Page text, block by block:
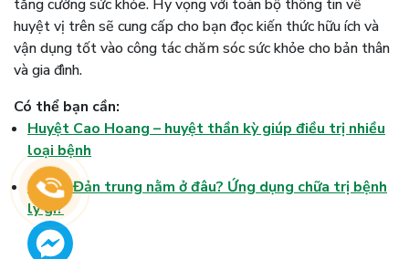
tăng cường sức khỏe. Hy vọng với toàn bộ thông tin về
huyệt vị trên sẽ cung cấp cho bạn đọc kiến thức hữu ích và
vận dụng tốt vào công tác chăm sóc sức khỏe cho bản thân
và gia đình.
Có thể bạn cần:
Huyệt Cao Hoang – huyệt thần kỳ giúp điều trị nhiều
loại bệnh
Huyệt Đản trung nằm ở đâu? Ứng dụng chữa trị bệnh
lý gì?